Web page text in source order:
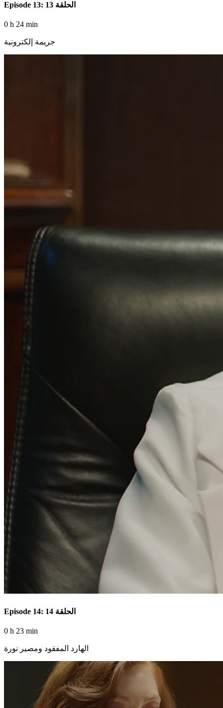
Episode 13: الحلقة 13
0 h 24 min
جريمة إلكترونية
Episode 14: الحلقة 14
0 h 23 min
الهارد المفقود ومصير نورة